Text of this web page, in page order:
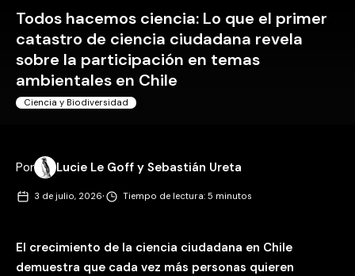
Todos hacemos ciencia: Lo que el primer
catastro de ciencia ciudadana revela
sobre la participación en temas
ambientales en Chile
Ciencia y Biodiversidad
Por Lucie Le Goff y Sebastián Ureta
3 de julio, 2026· Tiempo de lectura: 5 minutos
El crecimiento de la ciencia ciudadana en Chile
demuestra que cada vez más personas quieren